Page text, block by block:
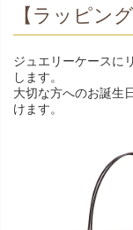
【ラッピン
ジュエリーケースに
します。
大切な方へのお誕生
けます。